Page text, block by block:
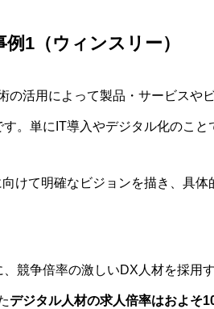
1（ウィンスリー）
の活用によって製品・サービスや
。単にIT導入やデジタル化のこと
けて明確なビジョンを描き、具
競争倍率の激しいDX人材を採用
デジタル人材の求人倍率はおよそ